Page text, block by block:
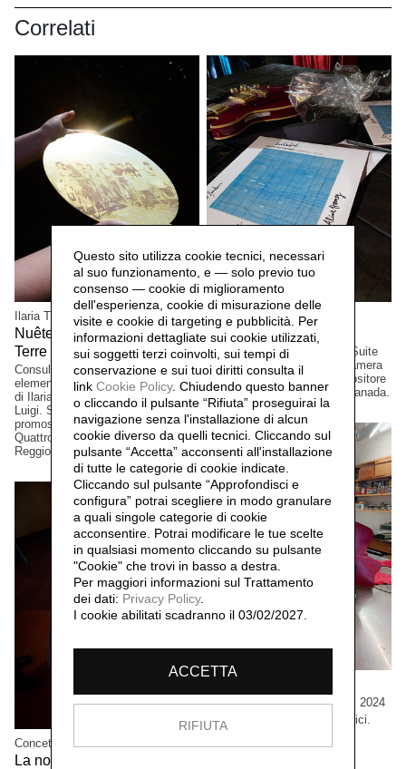
Correlati
Ilaria Turba
Nuêter – Costellazioni nelle
Terre Matildiche, 2025
Consulenza e realizzazione
elementi installazione. Un progetto
di Ilaria Turba, a cura di Daniele De
Luigi. Sconfinamenti #2 Progetto
promosso dai Comuni di Albinea,
Quattro Castella e Canossa,
Reggio Emilia, Italia.
Mascia Manunza
Camera Chiara, 2025
Edizione a tiratura limitata. Suite
per vinile e CD musicale, Camera
Lucida, del musicista/compositore
David Occhipinti, Toronto, Canada.
Come mostri, ritornano,
2024
Grandi formati, esemplari unici.
Collezione privata, Tokio,
Giappone.
Concetta Modica
La notte di Sant'Anna,
Questo sito utilizza cookie tecnici, necessari
al suo funzionamento, e — solo previo tuo
consenso — cookie di miglioramento
dell'esperienza, cookie di misurazione delle
visite e cookie di targeting e pubblicità. Per
informazioni dettagliate sui cookie utilizzati,
sui soggetti terzi coinvolti, sui tempi di
conservazione e sui tuoi diritti consulta il
link Cookie Policy. Chiudendo questo banner
o cliccando il pulsante “Rifiuta” proseguirai la
navigazione senza l'installazione di alcun
cookie diverso da quelli tecnici. Cliccando sul
pulsante “Accetta” acconsenti all'installazione
di tutte le categorie di cookie indicate.
Cliccando sul pulsante “Approfondisci e
configura” potrai scegliere in modo granulare
a quali singole categorie di cookie
acconsentire. Potrai modificare le tue scelte
in qualsiasi momento cliccando su pulsante
"Cookie" che trovi in basso a destra.
Per maggiori informazioni sul Trattamento
dei dati: Privacy Policy.
I cookie abilitati scadranno il 03/02/2027.
ACCETTA
RIFIUTA